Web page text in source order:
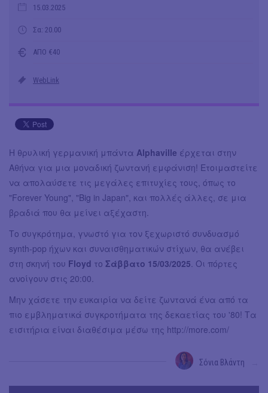
15.03.2025
Σα: 20.00
ΑΠΟ €40
WebLink
Η θρυλική γερμανική μπάντα Alphaville έρχεται στην
Αθήνα για μια μοναδική ζωντανή εμφάνιση! Ετοιμαστείτε
να απολαύσετε τις μεγάλες επιτυχίες τους, όπως το
"Forever Young", "Big in Japan", και πολλές άλλες, σε μια
βραδιά που θα μείνει αξέχαστη.
Το συγκρότημα, γνωστό για τον ξεχωριστό συνδυασμό
synth-pop ήχων και συναισθηματικών στίχων, θα ανέβει
στη σκηνή του Floyd το Σάββατο 15/03/2025. Οι πόρτες
ανοίγουν στις 20:00.
Μην χάσετε την ευκαιρία να δείτε ζωντανά ένα από τα
πιο εμβληματικά συγκροτήματα της δεκαετίας του '80! Τα
εισιτήρια είναι διαθέσιμα μέσω της http://more.com/
Σόνια Βλάντη